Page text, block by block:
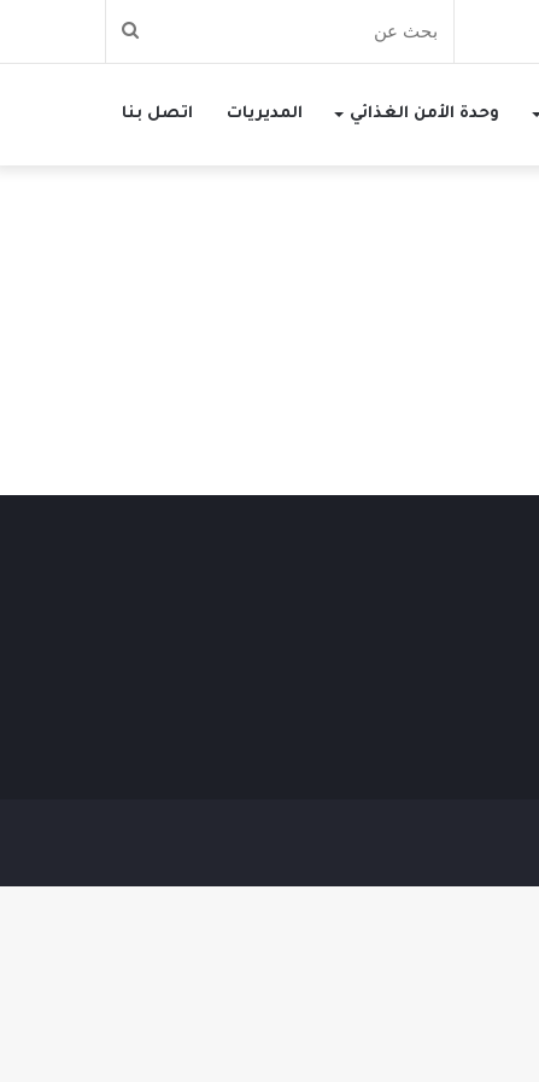
وحدة الأمن الغذائي المديريات اتصل بنا